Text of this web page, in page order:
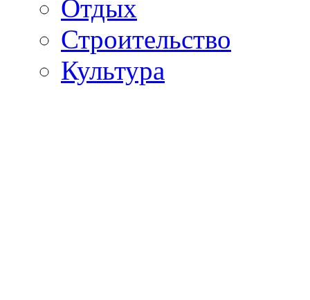
Отдых
Строительство
Культура